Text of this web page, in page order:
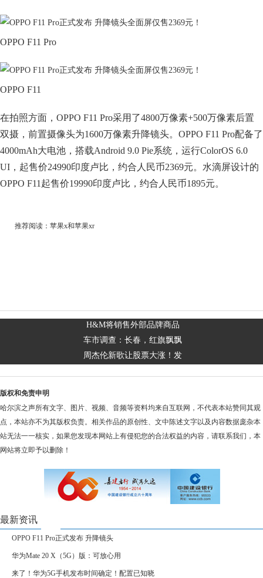
OPPO F11 Pro
OPPO F11
在拍照方面，OPPO F11 Pro采用了4800万像素+500万像素后置
双摄，前置摄像头为1600万像素升降镜头。OPPO F11 Pro配备了
4000mAh大电池，搭载Android 9.0 Pie系统，运行ColorOS 6.0
UI，起售价24990印度卢比，约合人民币2369元。水滴屏设计的
OPPO F11起售价19990印度卢比，约合人民币1895元。
推荐阅读： 苹果x和苹果xr
H&M将销售外部品牌商品
车市调查：长春，红旗飘飘
周杰伦新歌让股票大涨！发
版权和免责申明
哈尔滨之声所有文字、图片、视频、音频等资料均来自互联网，不代表本站赞同其观
点，本站亦不为其版权负责。相关作品的原创性、文中陈述文字以及内容数据庞杂本
站无法一一核实，如果您发现本网站上有侵犯您的合法权益的内容，请联系我们，本
网站将立即予以删除！
最新资讯
OPPO F11 Pro正式发布 升降镜头
华为Mate 20 X（5G）版：可放心用
来了！华为5G手机发布时间确定！配置已知晓